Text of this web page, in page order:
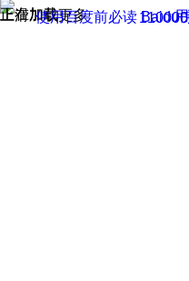
正在加载
上滑加载更多
使用百度前必读 Baidu
京公网安